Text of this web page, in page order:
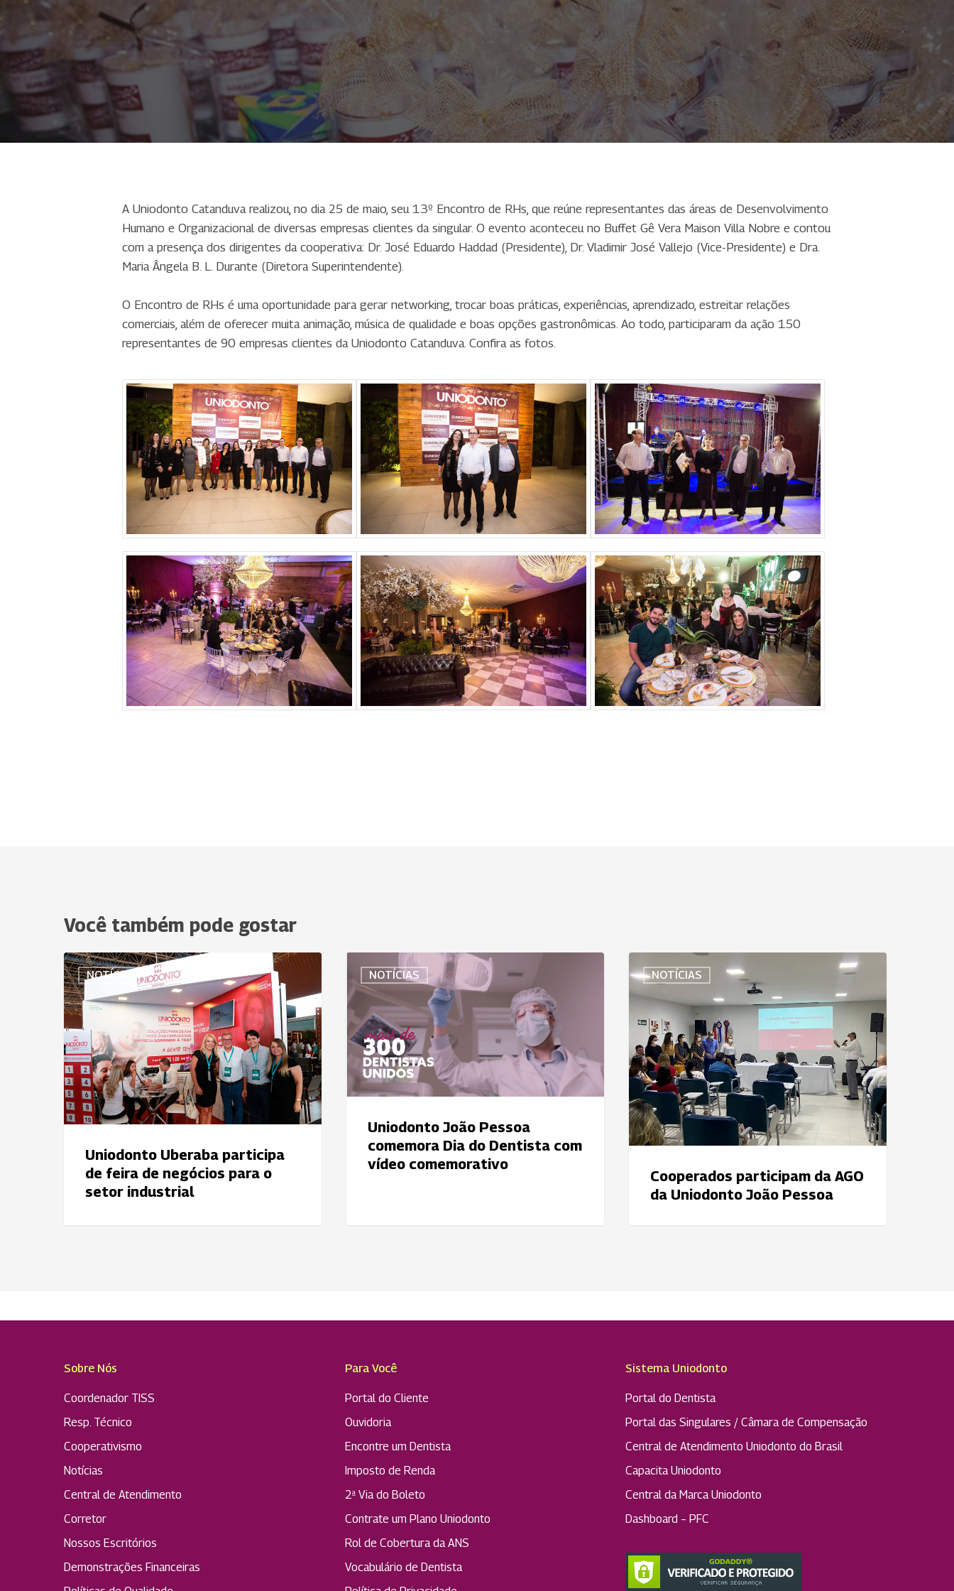
A Uniodonto Catanduva realizou, no dia 25 de maio, seu 13º Encontro de RHs, que reúne representantes das áreas de Desenvolvimento
Humano e Organizacional de diversas empresas clientes da singular. O evento aconteceu no Buffet Gê Vera Maison Villa Nobre e contou
com a presença dos dirigentes da cooperativa: Dr. José Eduardo Haddad (Presidente), Dr. Vladimir José Vallejo (Vice-Presidente) e Dra.
Maria Ângela B. L. Durante (Diretora Superintendente).
O Encontro de RHs é uma oportunidade para gerar networking, trocar boas práticas, experiências, aprendizado, estreitar relações
comerciais, além de oferecer muita animação, música de qualidade e boas opções gastronômicas. Ao todo, participaram da ação 150
representantes de 90 empresas clientes da Uniodonto Catanduva. Confira as fotos.
Você também pode gostar
NOTÍCIAS
Uniodonto
Uberaba
participa
de
feira
de
negócios
para
o
setor
industrial
Uniodonto Uberaba participa
de feira de negócios para o
setor industrial
NOTÍCIAS
João
Pessoa
comemora
Dia
do
Dentista
com
comemorativo
Uniodonto João Pessoa
comemora Dia do Dentista com
vídeo comemorativo
NOTÍCIAS
participam
da
AGO
Uniodonto
João
Pessoa
Cooperados participam da AGO
da Uniodonto João Pessoa
Sobre Nós
Coordenador TISS
Resp. Técnico
Cooperativismo
Notícias
Central de Atendimento
Corretor
Nossos Escritórios
Demonstrações Financeiras
Para Você
Portal do Cliente
Ouvidoria
Encontre um Dentista
Imposto de Renda
2ª Via do Boleto
Contrate um Plano Uniodonto
Rol de Cobertura da ANS
Vocabulário de Dentista
Sistema Uniodonto
Portal do Dentista
Portal das Singulares / Câmara de Compensação
Central de Atendimento Uniodonto do Brasil
Capacita Uniodonto
Central da Marca Uniodonto
Dashboard – PFC